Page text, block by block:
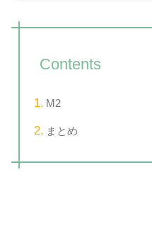
Contents
M2
まとめ